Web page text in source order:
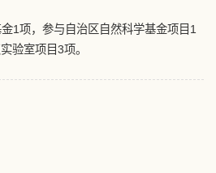
1项，参与自治区自然科学基金项目1
验室项目3项。